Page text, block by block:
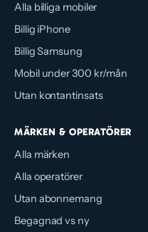
Alla billiga mobiler
Billig iPhone
Billig Samsung
Mobil under 300 kr/mån
Utan kontantinsats
MÄRKEN & OPERATÖRER
Alla märken
Alla operatörer
Utan abonnemang
Begagnad vs ny